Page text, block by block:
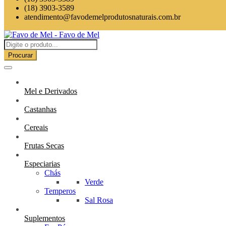
(18) 3903-3589
atendimento@favodemelprodutosnaturais.com.br
Procurar
Mel e Derivados
Castanhas
Cereais
Frutas Secas
Especiarias
Chás
Verde
Temperos
Sal Rosa
Suplementos